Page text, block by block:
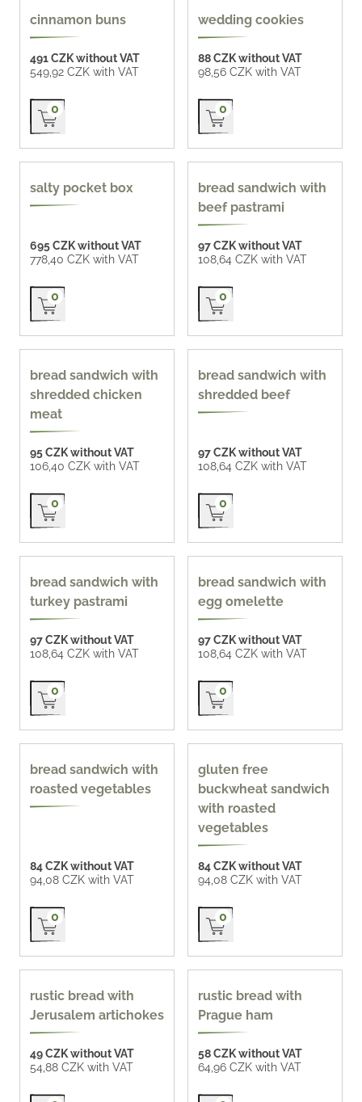
cinnamon buns
491 CZK without VAT
549,92 CZK with VAT
Přidat do košíku
0
wedding cookies
88 CZK without VAT
98,56 CZK with VAT
Přidat do košíku
0
new
salty pocket box
695 CZK without VAT
778,40 CZK with VAT
Přidat do košíku
0
bread sandwich with
beef pastrami
97 CZK without VAT
108,64 CZK with VAT
Přidat do košíku
0
bread sandwich with
shredded chicken
meat
95 CZK without VAT
106,40 CZK with VAT
Přidat do košíku
0
bread sandwich with
shredded beef
97 CZK without VAT
108,64 CZK with VAT
Přidat do košíku
0
bread sandwich with
turkey pastrami
97 CZK without VAT
108,64 CZK with VAT
Přidat do košíku
0
bread sandwich with
egg omelette
97 CZK without VAT
108,64 CZK with VAT
Přidat do košíku
0
bread sandwich with
roasted vegetables
84 CZK without VAT
94,08 CZK with VAT
Přidat do košíku
0
Gluten-free
gluten free
buckwheat sandwich
with roasted
vegetables
84 CZK without VAT
94,08 CZK with VAT
Přidat do košíku
0
90 g
rustic bread with
Jerusalem artichokes
49 CZK without VAT
54,88 CZK with VAT
90 g
rustic bread with
Prague ham
58 CZK without VAT
64,96 CZK with VAT